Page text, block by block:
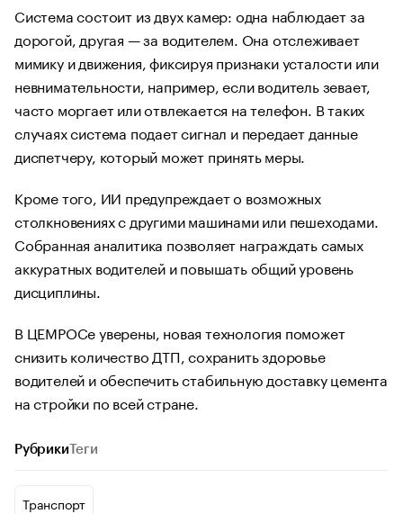
Система состоит из двух камер: одна наблюдает за
дорогой, другая — за водителем. Она отслеживает
мимику и движения, фиксируя признаки усталости или
невнимательности, например, если водитель зевает,
часто моргает или отвлекается на телефон. В таких
случаях система подает сигнал и передает данные
диспетчеру, который может принять меры.
Кроме того, ИИ предупреждает о возможных
столкновениях с другими машинами или пешеходами.
Собранная аналитика позволяет награждать самых
аккуратных водителей и повышать общий уровень
дисциплины.
В ЦЕМРОСе уверены, новая технология поможет
снизить количество ДТП, сохранить здоровье
водителей и обеспечить стабильную доставку цемента
на стройки по всей стране.
Рубрики Теги
Транспорт